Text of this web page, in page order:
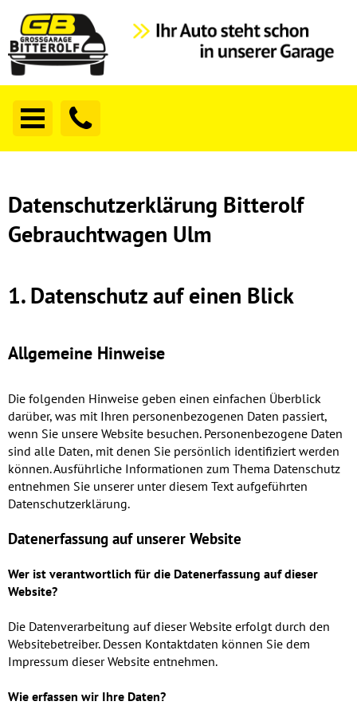
Datenschutzerklärung Bitterolf
Gebrauchtwagen Ulm
1. Datenschutz auf einen Blick
Allgemeine Hinweise
Die folgenden Hinweise geben einen einfachen Überblick
darüber, was mit Ihren personenbezogenen Daten passiert,
wenn Sie unsere Website besuchen. Personenbezogene Daten
sind alle Daten, mit denen Sie persönlich identifiziert werden
können. Ausführliche Informationen zum Thema Datenschutz
entnehmen Sie unserer unter diesem Text aufgeführten
Datenschutzerklärung.
Datenerfassung auf unserer Website
Wer ist verantwortlich für die Datenerfassung auf dieser
Website?
Die Datenverarbeitung auf dieser Website erfolgt durch den
Websitebetreiber. Dessen Kontaktdaten können Sie dem
Impressum dieser Website entnehmen.
Wie erfassen wir Ihre Daten?